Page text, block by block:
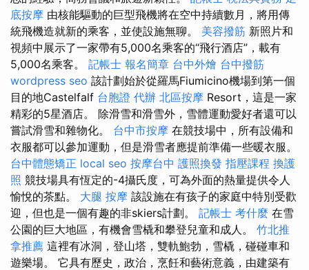
底按摩 由核能驅動的巨型飛機將在空中持續數月，將用傳
統飛機造就新的乘客，並使設施無聊。 美容撥筋 新照片和
視頻中展示了一家帶有5,000名乘客的“飛行酒店”，載有
5,000名乘客。 記帳士 報名簡章 台中外燴 台中撥筋
wordpress seo 該計劃始於從羅馬Fiumicino機場到第一個
目的地Castelfalf 台胞證 代辦 北區按摩 Resort，這是一家
精彩的5星酒店。 除滑雪和滑雪外，雪體運動愛好者還可以
嘗試滑雪和雜物化。 台中市按摩 在競技場中，所有設備和
衣服都可以參加運動，但是滑雪者應提前準備一些暖衣服。
台中體態矯正 local seo 按摩台中 護照換發 指壓課程 換護
照 競技場具有恆定的-4攝氏度，可為外面的熱量提供令人
愉悅的茶點。 大腿 按摩 該設施在有孩子的家庭中特別受歡
迎，但也是一個有趣的非skiers計劃。 記帳士 考什麼 在雪
公園的巨大地區，有機會雪橇和攀登兒童和成人。 竹北推
拿推薦 這裡有冰洞，登山塔，雙軌鮑勃，雪橇，碰碰車和
遊樂場。 它具有歷史，政治，烹飪和藝術意義，由建築有